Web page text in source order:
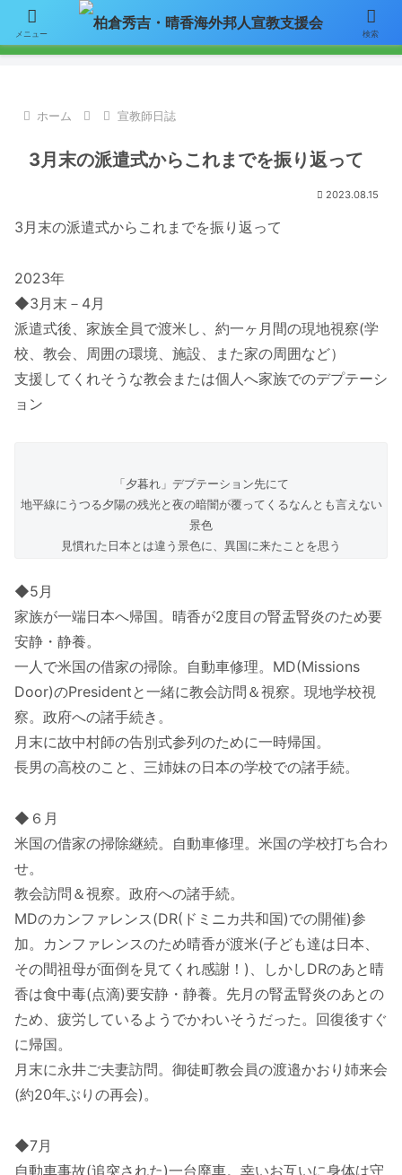
【お知らせ】ニュースレターのメールによる配信をご希望の方はここをク
リックして「お問い合わせ」フォームからアドレスをご連絡下さい。
ホーム 宣教師日誌
3月末の派遣式からこれまでを振り返って
2023.08.15
3月末の派遣式からこれまでを振り返って
2023年
◆3月末－4月
派遣式後、家族全員で渡米し、約一ヶ月間の現地視察(学
校、教会、周囲の環境、施設、また家の周囲など）
支援してくれそうな教会または個人へ家族でのデプテーシ
ョン
「夕暮れ」デプテーション先にて
地平線にうつる夕陽の残光と夜の暗闇が覆ってくるなんとも言えない
景色
見慣れた日本とは違う景色に、異国に来たことを思う
◆5月
家族が一端日本へ帰国。晴香が2度目の腎盂腎炎のため要
安静・静養。
一人で米国の借家の掃除。自動車修理。MD(Missions
Door)のPresidentと一緒に教会訪問＆視察。現地学校視
察。政府への諸手続き。
月末に故中村師の告別式参列のために一時帰国。
長男の高校のこと、三姉妹の日本の学校での諸手続。
◆６月
米国の借家の掃除継続。自動車修理。米国の学校打ち合わ
せ。
教会訪問＆視察。政府への諸手続。
MDのカンファレンス(DR(ドミニカ共和国)での開催)参
加。カンファレンスのため晴香が渡米(子ども達は日本、
その間祖母が面倒を見てくれ感謝！)、しかしDRのあと晴
香は食中毒(点滴)要安静・静養。先月の腎盂腎炎のあとの
ため、疲労しているようでかわいそうだった。回復後すぐ
に帰国。
月末に永井ご夫妻訪問。御徒町教会員の渡邉かおり姉来会
(約20年ぶりの再会)。
◆7月
自動車事故(追突された)一台廃車。幸いお互いに身体は守
メニュー 検索